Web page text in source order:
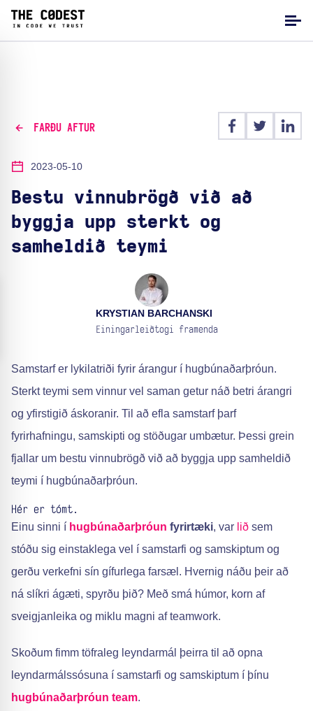
FARÐU AFTUR
2023-05-10
Bestu vinnubrögð við að
byggja upp sterkt og
samheldið teymi
KRYSTIAN BARCHANSKI
Einingarleiðtogi framenda
Samstarf er lykilatriði fyrir árangur í hugbúnaðarþróun.
Sterkt teymi sem vinnur vel saman getur náð betri árangri
og yfirstigið áskoranir. Til að efla samstarf þarf
fyrirhafningu, samskipti og stöðugar umbætur. Þessi grein
fjallar um bestu vinnubrögð við að byggja upp samheldið
teymi í hugbúnaðarþróun.
Hér er tómt.
Einu sinni í hugbúnaðarþróun fyrirtæki, var lið sem
stóðu sig einstaklega vel í samstarfi og samskiptum og
gerðu verkefni sín gífurlega farsæl. Hvernig náðu þeir að
ná slíkri ágæti, spyrðu þið? Með smá húmor, korn af
sveigjanleika og miklu magni af teamwork.
Skoðum fimm töfraleg leyndarmál þeirra til að opna
leyndarmálssósuna í samstarfi og samskiptum í þínu
hugbúnaðarþróun team.